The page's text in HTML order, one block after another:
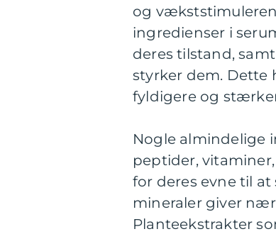
og
ingredienser i
deres tilstand,
styrker dem.
fyldigere og
Nogle almindelige
peptider,
for deres evne til
mineraler giver
Planteekstrakter